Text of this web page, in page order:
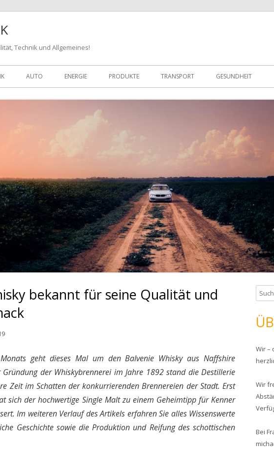
Technik und Allgemeines!
Zum
Inhalt
AUTO ENERGIE PRODUKTE TRANSPORT GESUNDHEIT
bekannt für seine Qualität und
geht dieses Mal um den Balvenie Whisky aus Naffshire
der Whiskybrennerei im Jahre 1892 stand die Destillerie
Zeit im Schatten der konkurrierenden Brennereien der Stadt. Erst
sich der hochwertige Single Malt zu einem Geheimtipp für Kenner
Im weiteren Verlauf des Artikels erfahren Sie alles Wissenswerte
Geschichte sowie die Produktion und Reifung des schottischen
u
c
h
n
n
c
h
:
Wir –
Wir
Bei